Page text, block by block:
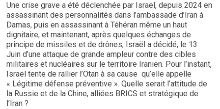
Une crise grave a été déclenchée par Israël, depuis 2024 en
assassinant des personnalités dans l’ambassade d’Iran à
Damas, puis en assassinant à Téhéran même un haut
dignitaire, et maintenant, après quelques échanges de
principe de missiles et de drônes, Israël a décidé, le 13
Juin d’une attaque de grande ampleur contre des cibles
militaires et nucléaires sur le territoire Iranien. Pour l’instant,
Israël tente de rallier l’Otan à sa cause qu’elle appelle
« Légitime défense préventive ». Quelle serait l’attitude de
la Russie et de la Chine, alliées BRICS et stratégique de
l’Iran ?